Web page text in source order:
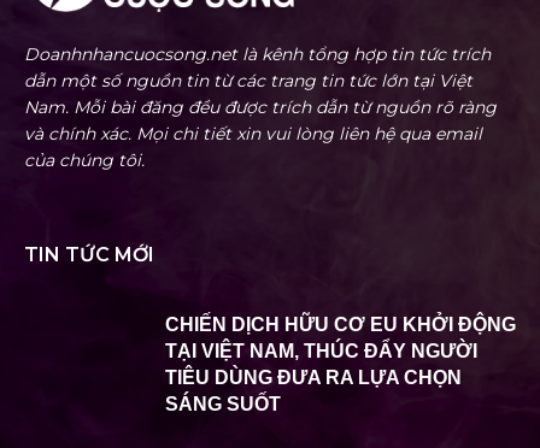
Doanhnhancuocsong.net là kênh tổng hợp tin tức trích
dẫn một số nguồn tin từ các trang tin tức lớn tại Việt
Nam. Mỗi bài đăng đều được trích dẫn từ nguồn rõ ràng
và chính xác. Mọi chi tiết xin vui lòng liên hệ qua email
của chúng tôi.
TIN TỨC MỚI
CHIẾN DỊCH HỮU CƠ EU KHỞI ĐỘNG
TẠI VIỆT NAM, THÚC ĐẨY NGƯỜI
TIÊU DÙNG ĐƯA RA LỰA CHỌN
SÁNG SUỐT